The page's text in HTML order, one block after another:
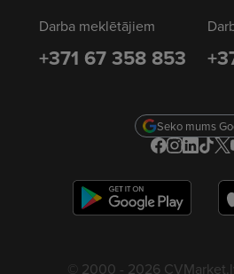
Darba meklētājiem
+371 67 358 853
Seko mums
© 2000 - 2026